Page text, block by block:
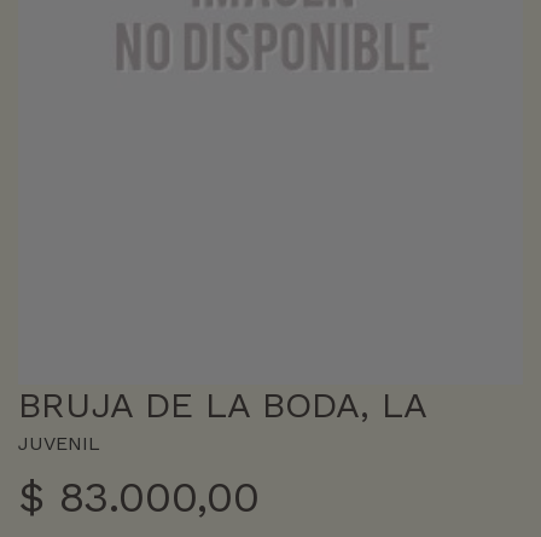
BRUJA DE LA BODA, LA
JUVENIL
$ 83.000,00